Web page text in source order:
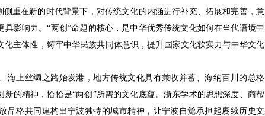
侧重在新的时代背景下，对传统文化的内涵进行补充、拓展和完善，意
影响力。“两创”命题的核心，是中华优秀传统文化如何在当代语境中
化主体性，铸牢中华民族共同体意识，提升国家文化软实力与中华文化
上丝绸之路始发港，地方传统文化具有兼收并蓄、海纳百川的总格
新的精神，恰恰是“两创”所需的文化底蕴。浙东学术的思想深度、商帮
品格共同建构出宁波独特的城市精神，让宁波自觉承担起赓续历史文